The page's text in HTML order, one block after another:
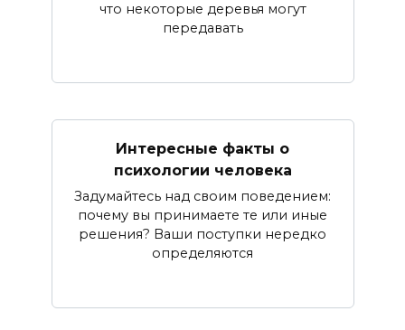
что некоторые деревья могут
передавать
Интересные факты о
психологии человека
Задумайтесь над своим поведением:
почему вы принимаете те или иные
решения? Ваши поступки нередко
определяются